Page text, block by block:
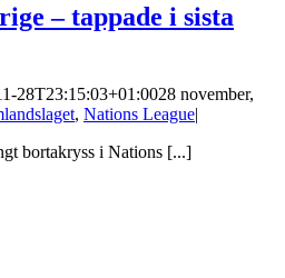
– tappade i sista
28T23:15:03+01:0028 november,
, Nations League|
bortakryss i Nations [...]